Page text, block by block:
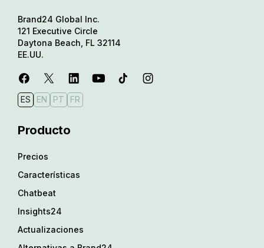
Brand24 Global Inc.
121 Executive Circle
Daytona Beach, FL 32114
EE.UU.
ES EN PT FR
Producto
Precios
Características
Chatbeat
Insights24
Actualizaciones